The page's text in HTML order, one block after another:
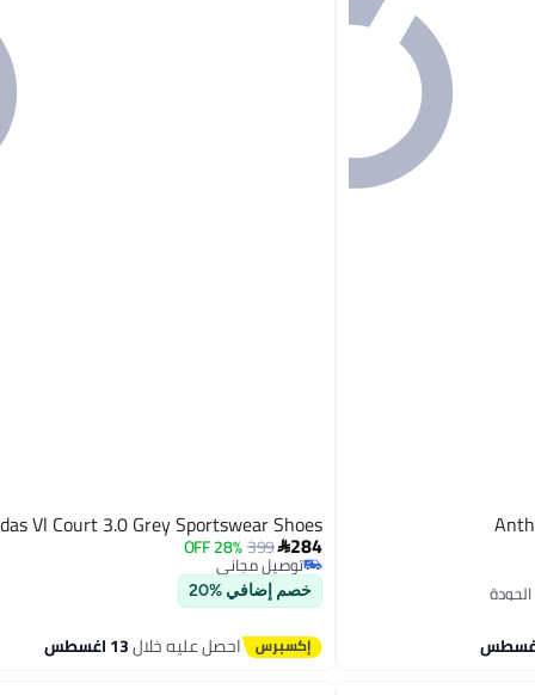
Vl Court 3.0 Grey Sportswear Shoes
284
399
28% OFF
توصيل مجاني
توصيل مجاني
خصم إضافي %20
احصل عليه خلال13 اغسطس